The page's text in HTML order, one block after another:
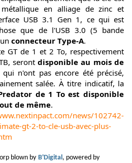
en alliage de zinc et
USB 3.1 Gen 1, ce qui est
que de l'USB 3.0 (5 bande
connecteur Type-A.
GT de 1 et 2 To, respectivement
serontdisponible au mois de
n'ont pas encore été précisé,
salée. À titre indicatif, la
de 1 To est disponible
de même.
news/102742-
gt-2-to-cle-usb-avec-plus-
blown by B'Digital, powered by